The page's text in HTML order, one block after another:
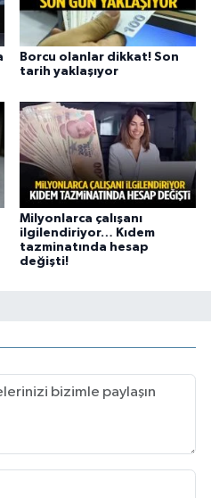
Borcu olanlar dikkat! Son
tarih yaklaşıyor
Milyonlarca çalışanı
ilgilendiriyor… Kıdem
tazminatında hesap
değişti!